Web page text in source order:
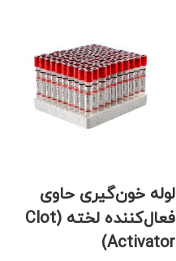
لوله خون‌گیری حاوی
فعال‌کننده لخته (Clot
Activator)